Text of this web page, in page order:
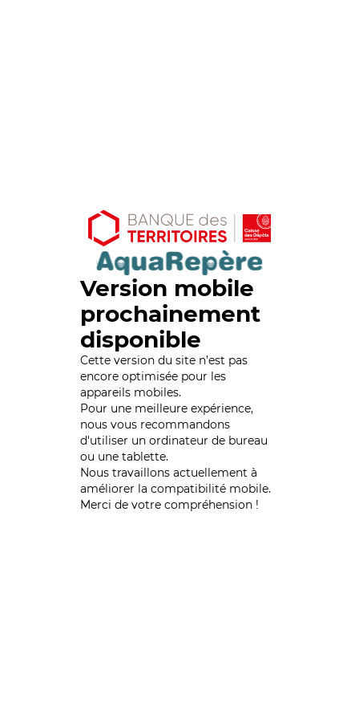
Version mobile
prochainement
disponible
Cette version du site n’est pas
encore optimisée pour les
appareils mobiles.
Pour une meilleure expérience,
nous vous recommandons
d'utiliser un ordinateur de bureau
ou une tablette.
Nous travaillons actuellement à
améliorer la compatibilité mobile.
Merci de votre compréhension !